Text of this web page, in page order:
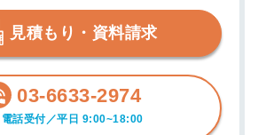
見積もり・資料請求
03-6633-2974
電話受付／平日 9:00~18:00